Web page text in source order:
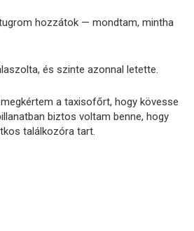
hozzátok — mondtam, mintha
és szinte azonnal letette.
a taxisofőrt, hogy kövesse
biztos voltam benne, hogy
találkozóra tart.